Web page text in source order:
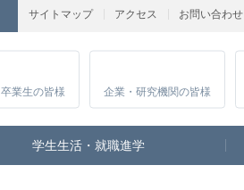
サイトマップ アクセス お問い合わせ
卒業生の皆様 企業・研究機関の皆様
学生生活・就職進学